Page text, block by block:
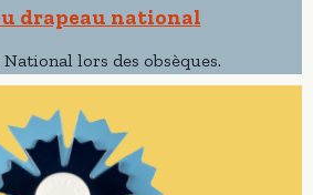
drapeau national
lors des obsèques.